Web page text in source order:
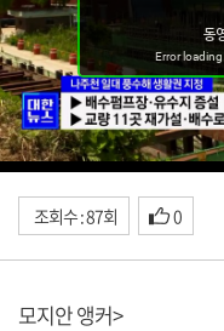
조회수 : 87회 0
모지안 앵커>